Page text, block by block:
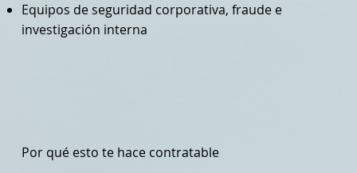
Por qué esto te hace contratable
Equipos de seguridad corporativa, fraude e
investigación interna